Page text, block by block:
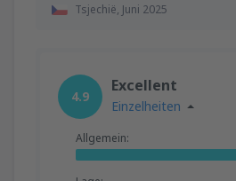
Tsjechië, Juni 2025
4.9
Excellent
Einzelheiten
Allgemein: